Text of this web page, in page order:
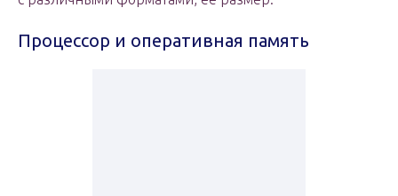
Процессор и оперативная память